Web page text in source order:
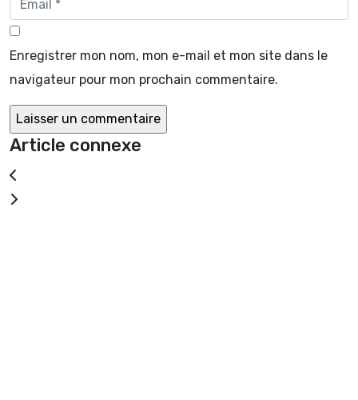
Enregistrer mon nom, mon e-mail et mon site dans le
navigateur pour mon prochain commentaire.
Article connexe